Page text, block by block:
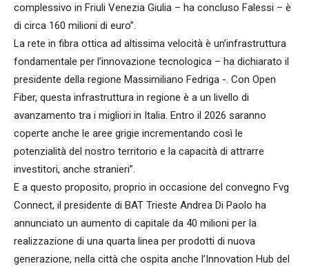
complessivo in Friuli Venezia Giulia – ha concluso Falessi – è
di circa 160 milioni di euro”.
La rete in fibra ottica ad altissima velocità è un’infrastruttura
fondamentale per l’innovazione tecnologica – ha dichiarato il
presidente della regione Massimiliano Fedriga -. Con Open
Fiber, questa infrastruttura in regione è a un livello di
avanzamento tra i migliori in Italia. Entro il 2026 saranno
coperte anche le aree grigie incrementando così le
potenzialità del nostro territorio e la capacità di attrarre
investitori, anche stranieri”.
E a questo proposito, proprio in occasione del convegno Fvg
Connect, il presidente di BAT Trieste Andrea Di Paolo ha
annunciato un aumento di capitale da 40 milioni per la
realizzazione di una quarta linea per prodotti di nuova
generazione, nella città che ospita anche l’Innovation Hub del